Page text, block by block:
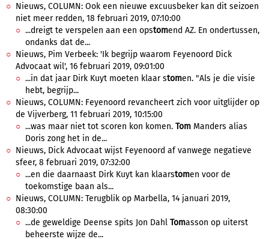
Nieuws, COLUMN: Ook een nieuwe excuusbeker kan dit seizoen
niet meer redden, 18 februari 2019, 07:10:00
...dreigt te verspelen aan een opstomend AZ. En ondertussen,
ondanks dat de...
Nieuws, Pim Verbeek: 'Ik begrijp waarom Feyenoord Dick
Advocaat wil', 16 februari 2019, 09:01:00
...in dat jaar Dirk Kuyt moeten klaar stomen. "Als je die visie
hebt, begrijp...
Nieuws, COLUMN: Feyenoord revancheert zich voor uitglijder op
de Vijverberg, 11 februari 2019, 10:15:00
...was maar niet tot scoren kon komen. Tom Manders alias
Doris zong het in de...
Nieuws, Dick Advocaat wijst Feyenoord af vanwege negatieve
sfeer, 8 februari 2019, 07:32:00
...en die daarnaast Dirk Kuyt kan klaarstomen voor de
toekomstige baan als...
Nieuws, COLUMN: Terugblik op Marbella, 14 januari 2019,
08:30:00
...de geweldige Deense spits Jon Dahl Tomasson op uiterst
beheerste wijze de...